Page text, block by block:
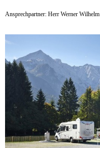
Ansprechpartner: Herr Werner Wilhelm